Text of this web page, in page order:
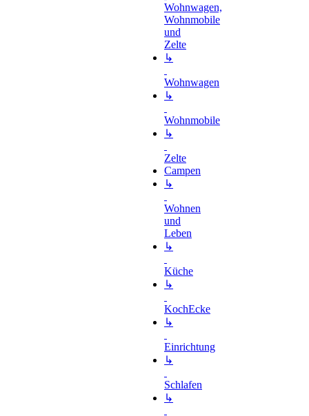
Wohnwagen,
Wohnmobile
und
Zelte
↳
Wohnwagen
↳
Wohnmobile
↳
Zelte
Campen
↳
Wohnen
und
Leben
↳
Küche
↳
KochEcke
↳
Einrichtung
↳
Schlafen
↳